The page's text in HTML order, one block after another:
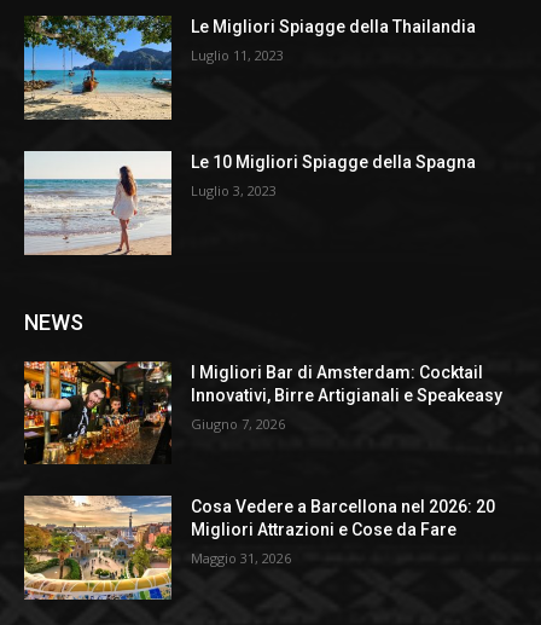
Le Migliori Spiagge della Thailandia
Luglio 11, 2023
Le 10 Migliori Spiagge della Spagna
Luglio 3, 2023
NEWS
I Migliori Bar di Amsterdam: Cocktail
Innovativi, Birre Artigianali e Speakeasy
Giugno 7, 2026
Cosa Vedere a Barcellona nel 2026: 20
Migliori Attrazioni e Cose da Fare
Maggio 31, 2026